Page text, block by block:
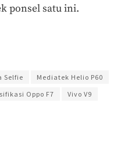
ponsel satu ini.
Selfie
Mediatek Helio P60
Oppo F7 Vivo V9